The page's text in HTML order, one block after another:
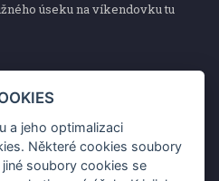
úseku na víkendovku tu
úseku na víkendovku tu
s naCOOPkou sekerku Fiskars
a jeho optimalizaci
Některé cookies soubory
soubory cookies se